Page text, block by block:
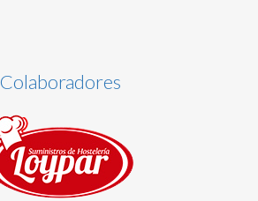
Colaboradores